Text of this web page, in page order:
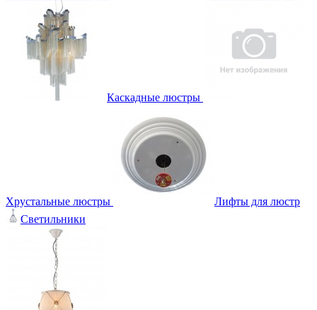
Каскадные люстры
Хрустальные люстры
Лифты для люстр
Светильники